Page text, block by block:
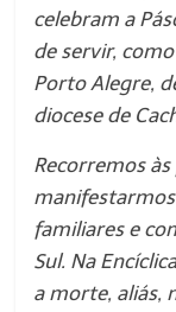
celebram a
de servir,
Porto Alegre,
diocese de
Recorremos às
familiares e
Sul. Na
a morte, aliás,